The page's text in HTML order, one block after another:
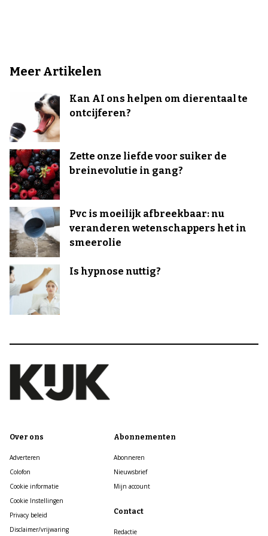
Meer Artikelen
Kan AI ons helpen om dierentaal te
ontcijferen?
Zette onze liefde voor suiker de
breinevolutie in gang?
Pvc is moeilijk afbreekbaar: nu
veranderen wetenschappers het in
smeerolie
Is hypnose nuttig?
Over ons
Adverteren
Colofon
Cookie informatie
Cookie Instellingen
Privacy beleid
Disclaimer/vrijwaring
Abonnementen
Abonneren
Nieuwsbrief
Mijn account
Contact
Redactie